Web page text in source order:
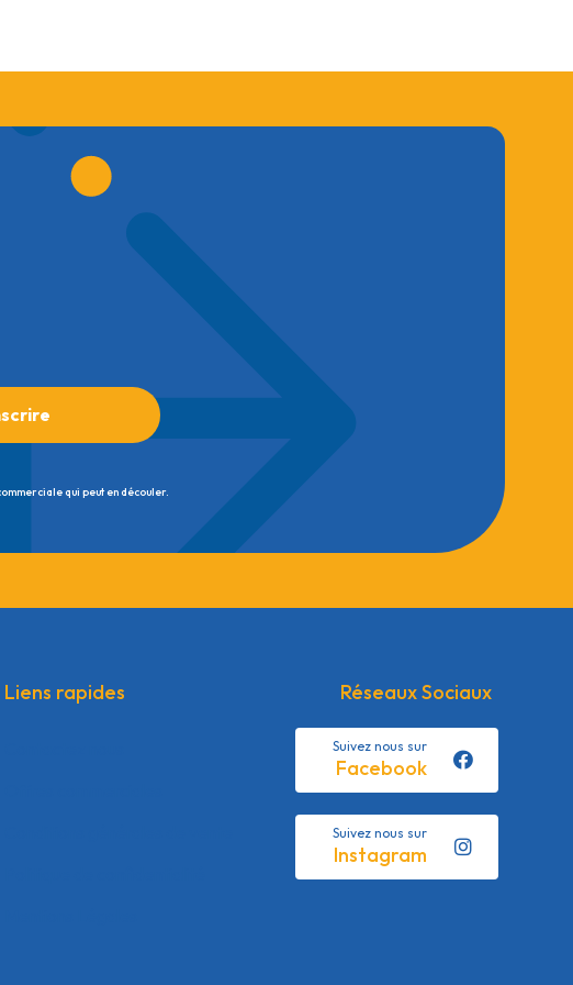
qui peut en découler.
Liens rapides Réseaux Sociaux
Facebook
Suivez nous sur
Instagram
Suivez nous sur